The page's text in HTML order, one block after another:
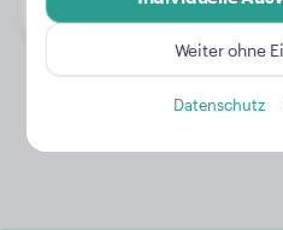
Weiter ohne
Datenschutz